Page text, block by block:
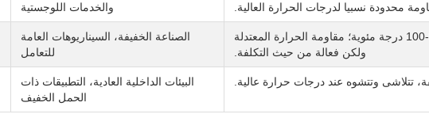
محدودة نسبيا لدرجات الحرارة العالية.
والخدمات اللوجستية
درجة حرارة التشوه 80-100 درجة مئوية؛ مقاومة الحرارة المعتدلة
ولكن فعالة من حيث التكلفة.
الصناعة الخفيفة، السيناريوهات العامة
للتعامل
تتلاشى وتتشوه عند درجات حرارة عالية.
البيئات الداخلية العادية، التطبيقات ذات
الحمل الخفيف